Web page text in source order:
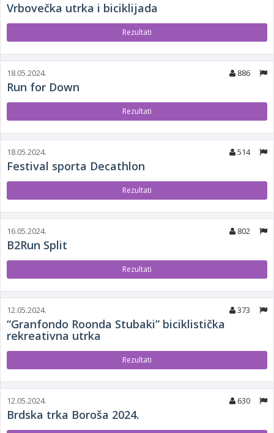
Vrbovečka utrka i biciklijada
Rezultati
18.05.2024. 886
Run for Down
Rezultati
18.05.2024. 514
Festival sporta Decathlon
Rezultati
16.05.2024. 802
B2Run Split
Rezultati
12.05.2024. 373
“Granfondo Roonda Stubaki” biciklistička
rekreativna utrka
Rezultati
12.05.2024. 630
Brdska trka Boroša 2024.